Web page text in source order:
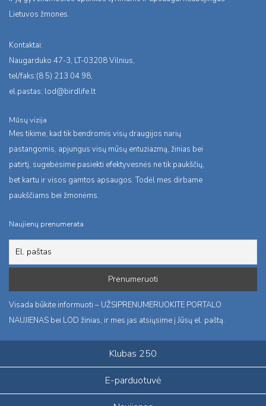
Lietuvos žmones.
Kontaktai:
Naugarduko 47-3, LT-03208 Vilnius,
tel/faks:(8 5) 213 04 98,
el.pastas: lod@birdlife.lt
Mūsų vizija
Mes tikime, kad tik bendromis visų draugijos narių
pastangomis, apjungus visų mūsų entuziazmą, žinias bei
patirtį, sugebėsime pasiekti efektyvesnės ne tik paukščių,
bet kartu ir visos gamtos apsaugos. Todėl mes dirbame
paukščiams bei žmonėms.
Naujienų prenumerata
Visada būkite informuoti – UŽSIPRENUMERUOKITE PORTALO
NAUJIENAS bei LOD žinias, ir mes jas atsiųsime į Jūsų el. paštą.
Klubas 250
E-parduotuvė